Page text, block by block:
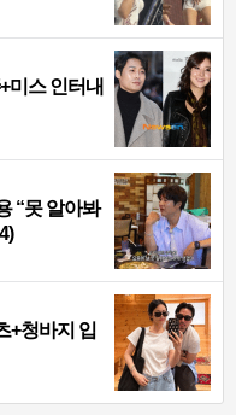
미스 인터내
“못 알아봐
+청바지 입